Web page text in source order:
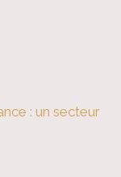
: un secteur